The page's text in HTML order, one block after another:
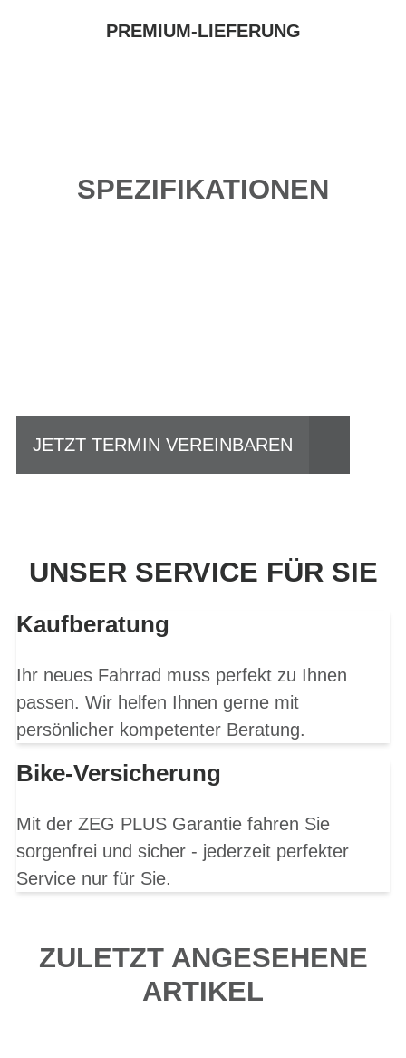
PREMIUM-LIEFERUNG
SPEZIFIKATIONEN
JETZT TERMIN VEREINBAREN
UNSER SERVICE FÜR SIE
Kaufberatung
Ihr neues Fahrrad muss perfekt zu Ihnen
passen. Wir helfen Ihnen gerne mit
persönlicher kompetenter Beratung.
Bike-Versicherung
Mit der ZEG PLUS Garantie fahren Sie
sorgenfrei und sicher - jederzeit perfekter
Service nur für Sie.
ZULETZT ANGESEHENE
ARTIKEL